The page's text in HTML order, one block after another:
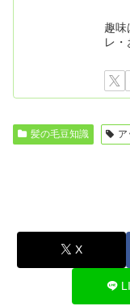
趣味
レ
髪の毛豆知識 ア
X